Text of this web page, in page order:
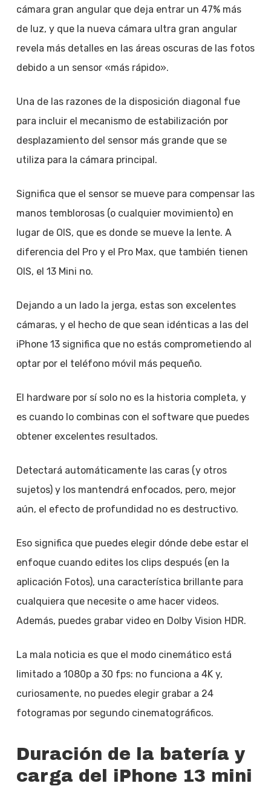
cámara gran angular que deja entrar un 47% más
de luz, y que la nueva cámara ultra gran angular
revela más detalles en las áreas oscuras de las fotos
debido a un sensor «más rápido».
Una de las razones de la disposición diagonal fue
para incluir el mecanismo de estabilización por
desplazamiento del sensor más grande que se
utiliza para la cámara principal.
Significa que el sensor se mueve para compensar las
manos temblorosas (o cualquier movimiento) en
lugar de OIS, que es donde se mueve la lente. A
diferencia del Pro y el Pro Max, que también tienen
OIS, el 13 Mini no.
Dejando a un lado la jerga, estas son excelentes
cámaras, y el hecho de que sean idénticas a las del
iPhone 13 significa que no estás comprometiendo al
optar por el teléfono móvil más pequeño.
El hardware por sí solo no es la historia completa, y
es cuando lo combinas con el software que puedes
obtener excelentes resultados.
Detectará automáticamente las caras (y otros
sujetos) y los mantendrá enfocados, pero, mejor
aún, el efecto de profundidad no es destructivo.
Eso significa que puedes elegir dónde debe estar el
enfoque cuando edites los clips después (en la
aplicación Fotos), una característica brillante para
cualquiera que necesite o ame hacer videos.
Además, puedes grabar video en Dolby Vision HDR.
La mala noticia es que el modo cinemático está
limitado a 1080p a 30 fps: no funciona a 4K y,
curiosamente, no puedes elegir grabar a 24
fotogramas por segundo cinematográficos.
Duración de la batería y
carga del iPhone 13 mini